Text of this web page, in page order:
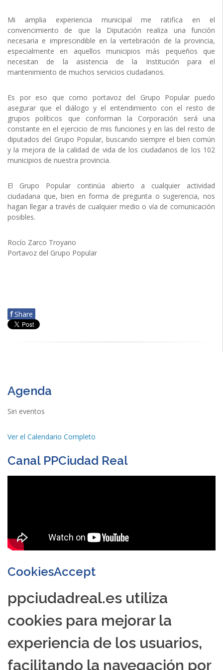
Mi amplia experiencia municipal me ratifica en el
convencimiento de que la Diputación realiza una función
necesaria e imprescindible en la vertebración de la provincia,
especialmente en aquellos municipios más pequeños que
necesitan de la asistencia de la Institución para el
mantenimiento de muchos servicios ciudadanos.
Es por eso que como portavoz del Grupo Popular puedo
asegurar que el diálogo y el entendimiento con el resto de
grupos políticos que conforman la Corporación será una
constante en el ejercicio de mis funciones y en las del resto de
diputados del Grupo Popular, buscando siempre el bien común
y la mejora de la calidad de vida de los ciudadanos de los 102
municipios de nuestra provincia.
El Grupo Popular continúa abierto a cualquier actividad
ciudadana que, bien en forma de pregunta o sugerencia, nos
hagan llegar a través de cualquier medio o vía de comunicación
posibles.
Rocío Zarco Troyano
Portavoz del Grupo Popular
f Share
Agenda
Sin eventos
Ver el Calendario Completo
Canal PPCiudad Real
CookiesAccept
ppciudadreal.es utiliza
cookies para mejorar la
experiencia de los usuarios,
facilitando la navegación por